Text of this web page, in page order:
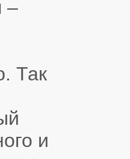
–
Так
и